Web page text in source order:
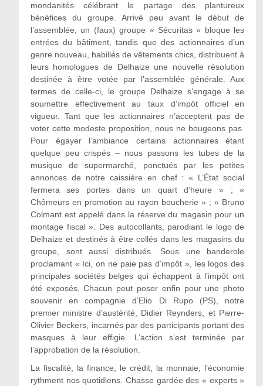
mondanités célébrant le partage des plantureux
bénéfices du groupe. Arrivé peu avant le début de
l’assemblée, un (faux) groupe « Sécuritas » bloque les
entrées du bâtiment, tandis que des actionnaires d’un
genre nouveau, habillés de vêtements chics, distribuent à
leurs homologues de Delhaize une nouvelle résolution
destinée à être votée par l’assemblée générale. Aux
termes de celle-ci, le groupe Delhaize s’engage à se
soumettre effectivement au taux d’impôt officiel en
vigueur. Tant que les actionnaires n’acceptent pas de
voter cette modeste proposition, nous ne bougeons pas.
Pour égayer l’ambiance certains actionnaires étant
quelque peu crispés – nous passons les tubes de la
musique de supermarché, ponctués par les petites
annonces de notre caissière en chef : « L’État social
fermera ses portes dans un quart d’heure » ; «
Chômeurs en promotion au rayon boucherie » ; « Bruno
Colmant est appelé dans la réserve du magasin pour un
montage fiscal ». Des autocollants, parodiant le logo de
Delhaize et destinés à être collés dans les magasins du
groupe, sont aussi distribués. Sous une banderole
proclamant « Ici, on ne paie pas d’impôt », les logos des
principales sociétés belges qui échappent à l’impôt ont
été exposés. Chacun peut poser enfin pour une photo
souvenir en compagnie d’Elio Di Rupo (PS), notre
premier ministre d’austérité, Didier Reynders, et Pierre-
Olivier Beckers, incarnés par des participants portant des
masques à leur effigie. L’action s’est terminée par
l’approbation de la résolution.
La fiscalité, la finance, le crédit, la monnaie, l’économie
rythment nos quotidiens. Chasse gardée des « experts »